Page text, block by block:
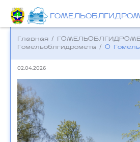
Главная /
Гомельоблгидромета / О
02.04.2026